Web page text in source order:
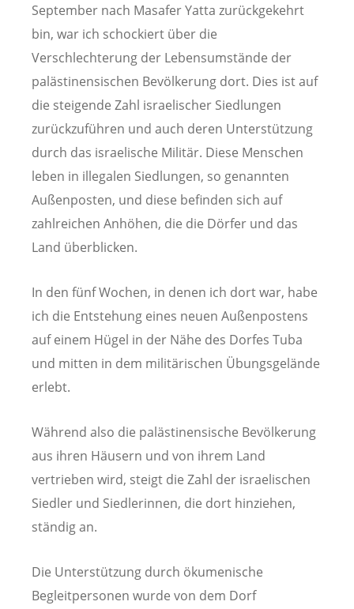
September nach Masafer Yatta zurückgekehrt
bin, war ich schockiert über die
Verschlechterung der Lebensumstände der
palästinensischen Bevölkerung dort. Dies ist auf
die steigende Zahl israelischer Siedlungen
zurückzuführen und auch deren Unterstützung
durch das israelische Militär. Diese Menschen
leben in illegalen Siedlungen, so genannten
Außenposten, und diese befinden sich auf
zahlreichen Anhöhen, die die Dörfer und das
Land überblicken.
In den fünf Wochen, in denen ich dort war, habe
ich die Entstehung eines neuen Außenpostens
auf einem Hügel in der Nähe des Dorfes Tuba
und mitten in dem militärischen Übungsgelände
erlebt.
Während also die palästinensische Bevölkerung
aus ihren Häusern und von ihrem Land
vertrieben wird, steigt die Zahl der israelischen
Siedler und Siedlerinnen, die dort hinziehen,
ständig an.
Die Unterstützung durch ökumenische
Begleitpersonen wurde von dem Dorf